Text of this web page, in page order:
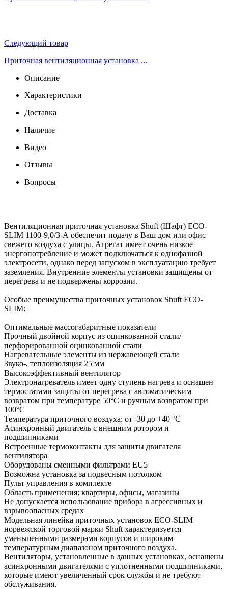
Следующий товар
Приточная вентиляционная установка ...
Описание
Характеристики
Доставка
Наличие
Видео
Отзывы
Вопросы
Вентиляционная приточная установка Shuft (Шафт) ECO-
SLIM 1100-9,0/3-А обеспечит подачу в Ваш дом или офис
свежего воздуха с улицы. Агрегат имеет очень низкое
энергопотребление и может подключаться к однофазной
электросети, однако перед запуском в эксплуатацию требует
заземления. Внутренние элементы установки защищены от
перегрева и не подвержены коррозии.
Особые преимущества приточных установок Shuft ECO-
SLIM:
Оптимальные массогабаритные показатели
Прочный двойной корпус из оцинкованной стали/
перфорированной оцинкованной стали
Нагревательные элементы из нержавеющей стали
Звуко-, теплоизоляция 25 мм
Высокоэффективный вентилятор
Электронагреватель имеет одну ступень нагрева и оснащен
термостатами защиты от перегрева с автоматическим
возвратом при температуре 50°С и ручным возвратом при
100°С
Температура приточного воздуха: от -30 до +40 °С
Асинхронный двигатель с внешним ротором и
подшипниками
Встроенные термоконтакты для защиты двигателя
вентилятора
Оборудованы сменными фильтрами EU5
Возможна установка за подвесным потолком
Пульт управления в комплекте
Область применения: квартиры, офисы, магазины
Не допускается использование прибора в агрессивных и
взрывоопасных средах
Модельная линейка приточных установок ECO-SLIM
норвежской торговой марки Shuft характеризуется
уменьшенными размерами корпусов и широким
температурным диапазоном приточного воздуха.
Вентиляторы, установленные в данных установках, оснащены
асинхронными двигателями с уплотненными подшипниками,
которые имеют увеличенный срок службы и не требуют
обслуживания.